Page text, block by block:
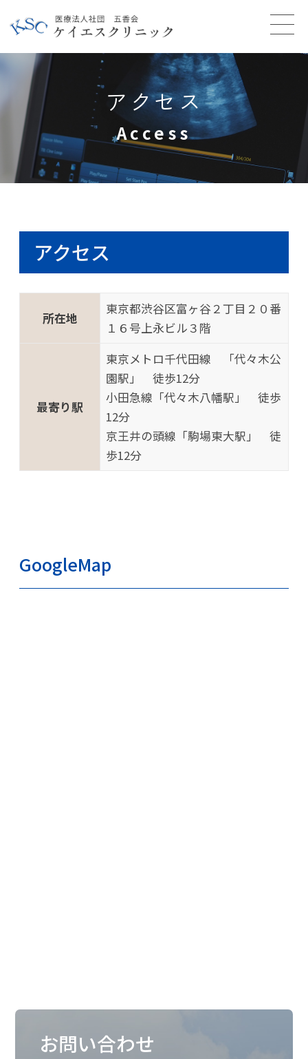
アクセス
Access
アクセス
所在地
東京都渋谷区富ヶ谷２丁目２０番
１６号上永ビル３階
最寄り駅
東京メトロ千代田線 「代々木公
園駅」 徒歩12分
小田急線「代々木八幡駅」 徒歩
12分
京王井の頭線「駒場東大駅」 徒
歩12分
GoogleMap
お問い合わせ